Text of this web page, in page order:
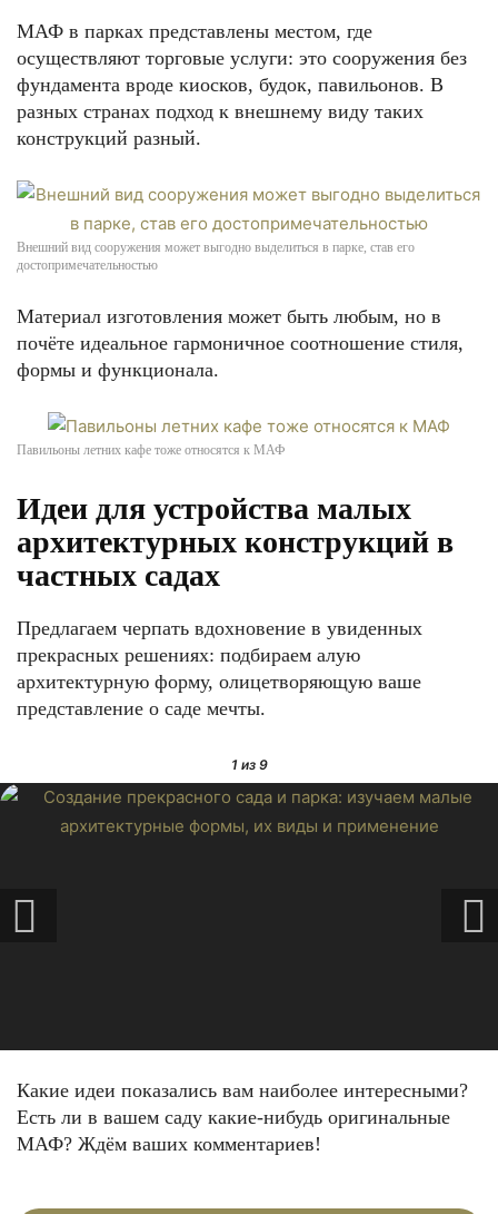
МАФ в парках представлены местом, где
осуществляют торговые услуги: это сооружения без
фундамента вроде киосков, будок, павильонов. В
разных странах подход к внешнему виду таких
конструкций разный.
Внешний вид сооружения может выгодно выделиться в парке, став его
достопримечательностью
Материал изготовления может быть любым, но в
почёте идеальное гармоничное соотношение стиля,
формы и функционала.
Павильоны летних кафе тоже относятся к МАФ
Идеи для устройства малых
архитектурных конструкций в
частных садах
Предлагаем черпать вдохновение в увиденных
прекрасных решениях: подбираем алую
архитектурную форму, олицетворяющую ваше
представление о саде мечты.
1из 9
Какие идеи показались вам наиболее интересными?
Есть ли в вашем саду какие-нибудь оригинальные
МАФ? Ждём ваших комментариев!